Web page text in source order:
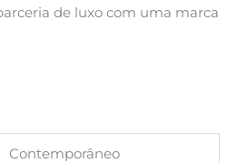
de luxo com uma marca
Contemporâneo